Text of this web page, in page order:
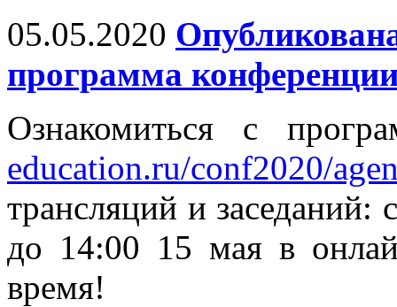
05.05.2020
программа
Ознакомиться с
education.ru/conf2020/
трансляций и
до 14:00 15 мая в
время!